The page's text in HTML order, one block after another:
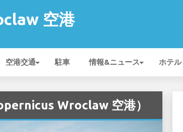
空港
空港交通 駐車 情報&ニュース ホテル
Wroclaw 空港）